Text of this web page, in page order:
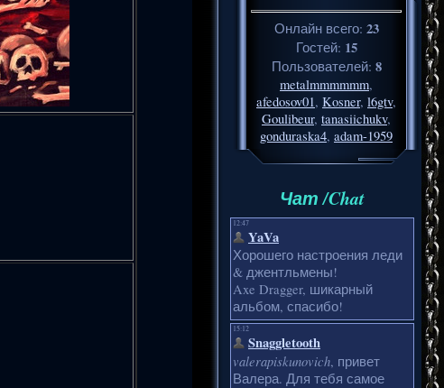
Онлайн всего: 23
Гостей: 15
Пользователей: 8
metalmmmmmm,
afedosov01, Kosner, l6gtv,
Goulibeur, tanasiichukv,
gonduraska4, adam-1959
Чат /Chat